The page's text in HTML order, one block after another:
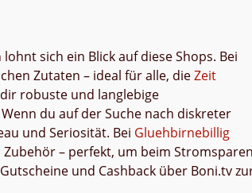
sich ein Blick auf diese Shops. Bei
Zutaten – ideal für alle, dieZeit
robuste und langlebige
du auf der Suche nach diskreter
und Seriosität. Bei Gluehbirnebillig
– perfekt, um beim
und Cashback über Boni.tv